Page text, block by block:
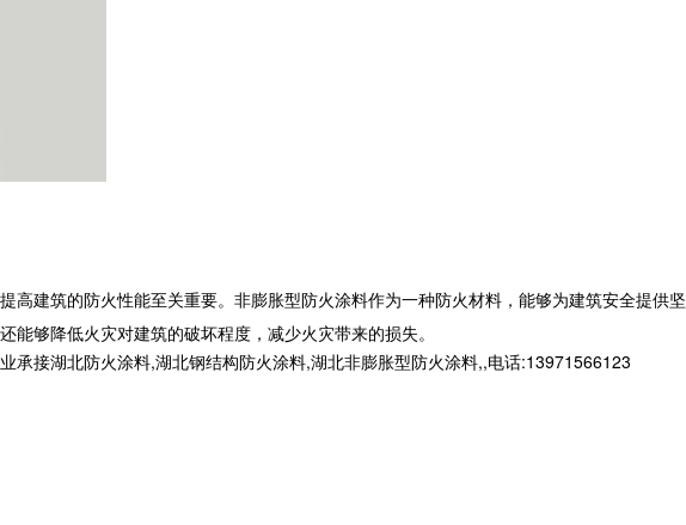
建筑的防火性能至关重要。非膨胀型防火涂料作为一种防火材料，能够为建筑安全提供坚
够降低火灾对建筑的破坏程度，减少火灾带来的损失。
接湖北防火涂料,湖北钢结构防火涂料,湖北非膨胀型防火涂料,,电话:13971566123